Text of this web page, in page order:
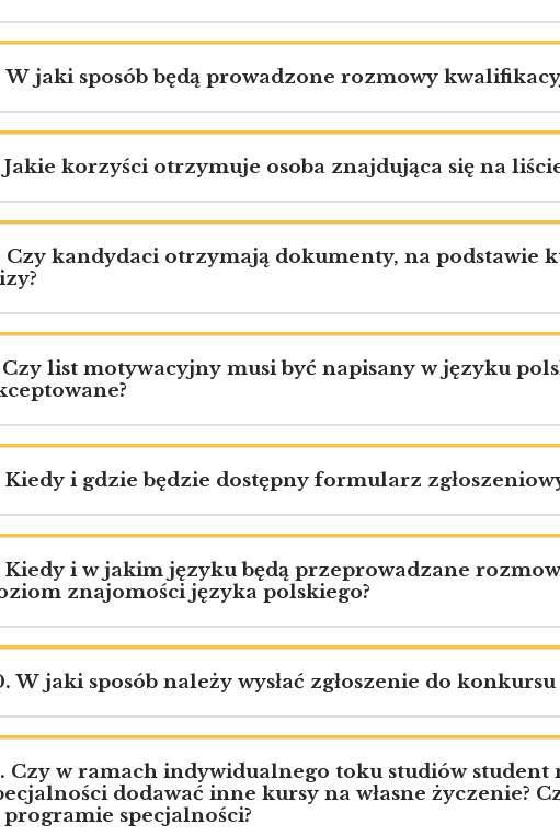
W jaki sposób będą prowadzone rozmowy
Jakie korzyści otrzymuje osoba znajdująca się na
Czy kandydaci otrzymają dokumenty, na podstawie
Czy list motywacyjny musi być napisany w języku
Kiedy i gdzie będzie dostępny formularz
Kiedy i w jakim języku będą przeprowadzane
znajomości języka polskiego?
W jaki sposób należy wysłać zgłoszenie do
Czy w ramach indywidualnego toku studiów
dodawać inne kursy na własne życzenie?
programie specjalności?